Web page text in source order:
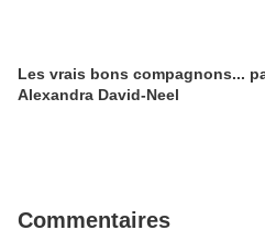
Les vrais bons compagnons...
Alexandra David-Neel
Commentaires